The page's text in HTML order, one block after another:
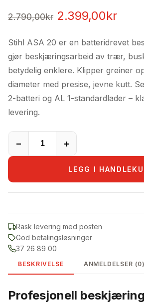
2.790,00kr Opprinnelig
var:
2.790,00kr.
2.399,00kr
er:
Stihl ASA 20 er en batteridrevet
gjør beskjæringsarbeid av trær,
betydelig enklere. Klipper greiner
diameter med presise, jevne kutt.
2-batteri og AL 1-standardlader –
levering.
− +
LEGG I
Rask levering med posten
God betalingsløsninger
37 26 89 00
BESKRIVELSE ANMELDELSER (0)
Profesjonell